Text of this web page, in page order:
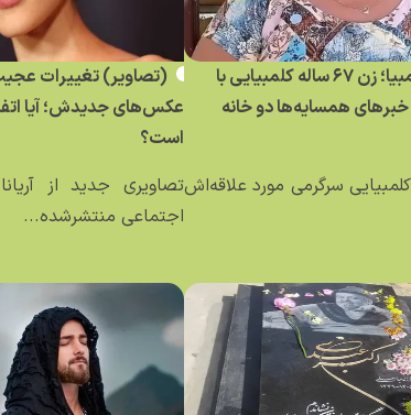
ملکه شایعه کلمبیا؛ زن ۶۷ ساله کلمبیایی با
همسایه‌ها دو خانه
ساله کلمبیایی سرگرمی مورد علاقه‌اش
(تصاویر) تغییرات عجیب
عکس‌های جدیدش؛ آیا
است؟
تصاویری جدید از
اجتماعی منتشرشده...